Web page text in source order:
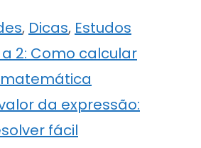
e
gr
a
m
ar
e
, Dicas, Estudos
2: Como calcular
da expressão:
fácil